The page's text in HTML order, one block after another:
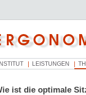
INSTITUT LEISTUNGEN
ist die optimale